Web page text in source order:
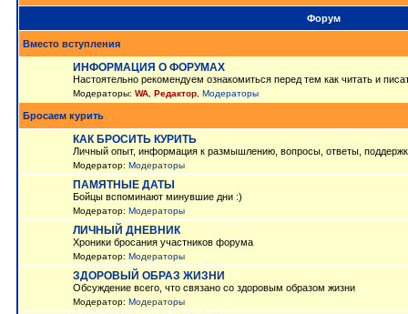
Форум
Вместо вступления
ИНФОРМАЦИЯ О ФОРУМАХ
Настоятельно рекомендуем ознакомиться перед тем как читать и
Модераторы: WA Редактор Модераторы
Бросаем курить
КАК БРОСИТЬ КУРИТЬ
Личный опыт, информация к размышлению, вопросы, ответы,
Модератор: Модераторы
ПАМЯТНЫЕ ДАТЫ
Бойцы вспоминают минувшие дни :)
Модератор: Модераторы
ЛИЧНЫЙ ДНЕВНИК
Хроники бросания участников форума
Модератор: Модераторы
ЗДОРОВЫЙ ОБРАЗ ЖИЗНИ
Обсуждение всего, что связано со здоровым образом жизни
Модератор: Модераторы